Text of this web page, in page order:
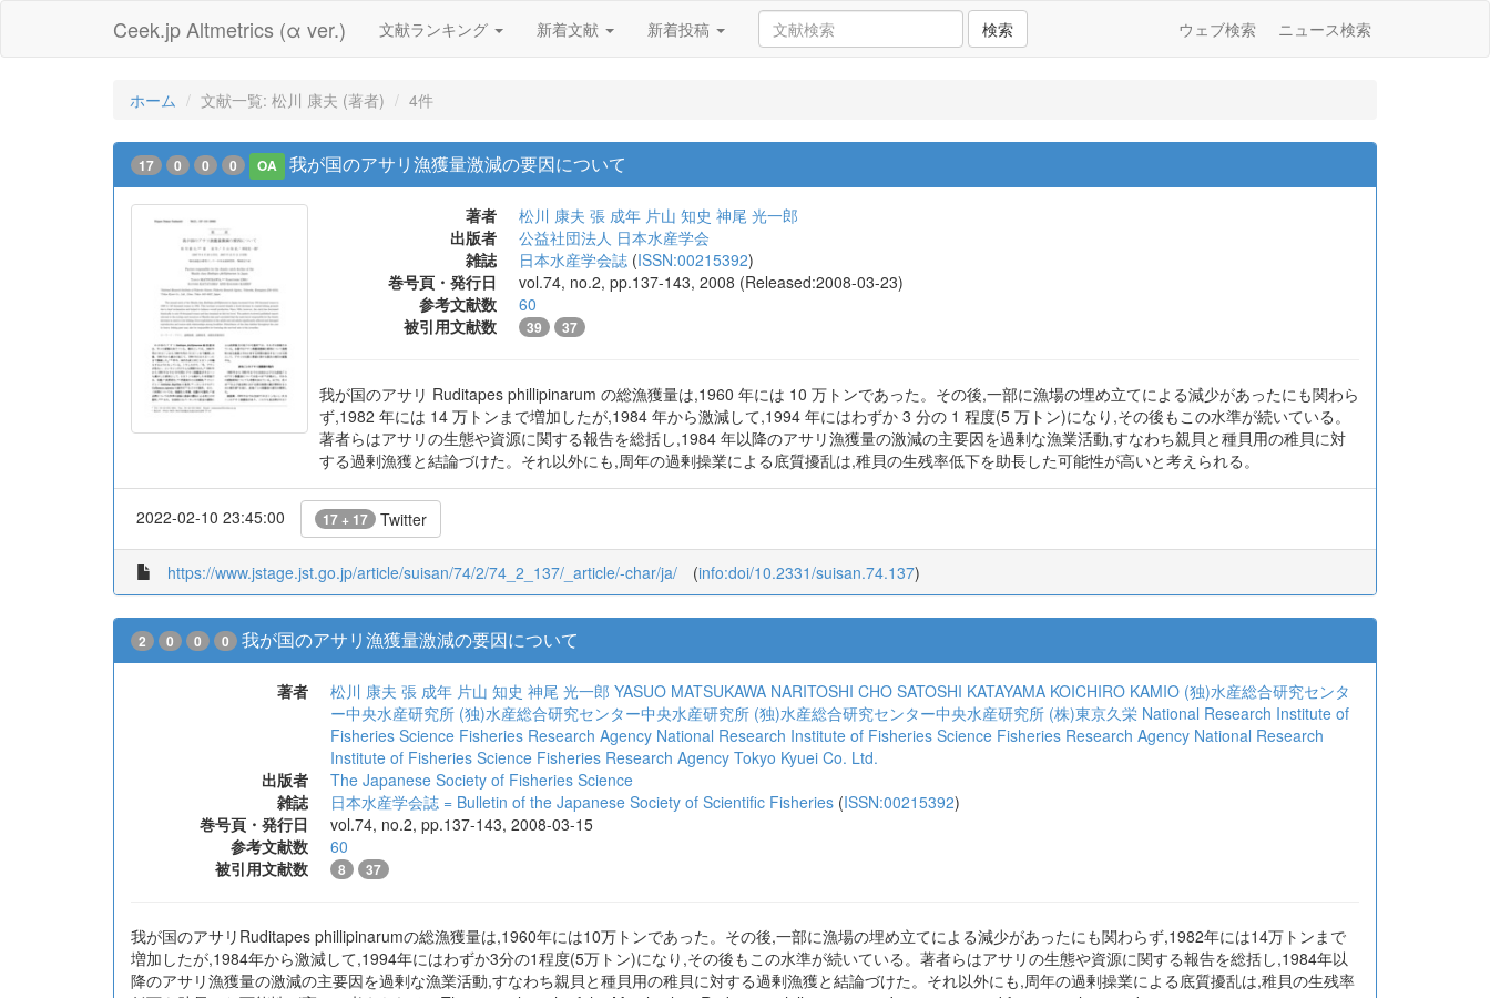
Ceek.jp Altmetrics (α ver.) 文献ランキング 新着文献 新着投稿 検索 ウェブ検索 ニュース検索
ホーム 文献一覧: 松川 康夫 (著者) 4件
17 0 0 0 OA 我が国のアサリ漁獲量激減の要因について
著者 松川 康夫 張 成年 片山 知史 神尾 光一郎
出版者
公益社団法人 日本水産学会
雑誌
日本水産学会誌 (ISSN:00215392)
巻号頁・発行日
vol.74, no.2, pp.137-143, 2008 (Released:2008-03-23)
参考文献数
60
被引用文献数
39 37
我が国のアサリ Ruditapes phillipinarum の総漁獲量は,1960 年には 10 万トンであった。その後,一部に漁場の埋め立てによる減少があったにも関わら
ず,1982 年には 14 万トンまで増加したが,1984 年から激減して,1994 年にはわずか 3 分の 1 程度(5 万トン)になり,その後もこの水準が続いている。
著者らはアサリの生態や資源に関する報告を総括し,1984 年以降のアサリ漁獲量の激減の主要因を過剰な漁業活動,すなわち親貝と種貝用の稚貝に対
する過剰漁獲と結論づけた。それ以外にも,周年の過剰操業による底質擾乱は,稚貝の生残率低下を助長した可能性が高いと考えられる。
2022-02-10 23:45:00 17 + 17 Twitter
https://www.jstage.jst.go.jp/article/suisan/74/2/74_2_137/_article/-char/ja/ (info:doi/10.2331/suisan.74.137)
2 0 0 0 我が国のアサリ漁獲量激減の要因について
著者 松川 康夫 張 成年 片山 知史 神尾 光一郎 YASUO MATSUKAWA NARITOSHI CHO SATOSHI KATAYAMA KOICHIRO KAMIO (独)水産総合研究センタ
ー中央水産研究所 (独)水産総合研究センター中央水産研究所 (独)水産総合研究センター中央水産研究所 (株)東京久栄 National Research Institute of
Fisheries Science Fisheries Research Agency National Research Institute of Fisheries Science Fisheries Research Agency National Research
Institute of Fisheries Science Fisheries Research Agency Tokyo Kyuei Co. Ltd.
出版者
The Japanese Society of Fisheries Science
雑誌
日本水産学会誌 = Bulletin of the Japanese Society of Scientific Fisheries (ISSN:00215392)
巻号頁・発行日
vol.74, no.2, pp.137-143, 2008-03-15
参考文献数
60
被引用文献数
8 37
我が国のアサリRuditapes phillipinarumの総漁獲量は,1960年には10万トンであった。その後,一部に漁場の埋め立てによる減少があったにも関わらず,1982年には14万トンまで
増加したが,1984年から激減して,1994年にはわずか3分の1程度(5万トン)になり,その後もこの水準が続いている。著者らはアサリの生態や資源に関する報告を総括し,1984年以
降のアサリ漁獲量の激減の主要因を過剰な漁業活動,すなわち親貝と種貝用の稚貝に対する過剰漁獲と結論づけた。それ以外にも,周年の過剰操業による底質擾乱は,稚貝の生残率